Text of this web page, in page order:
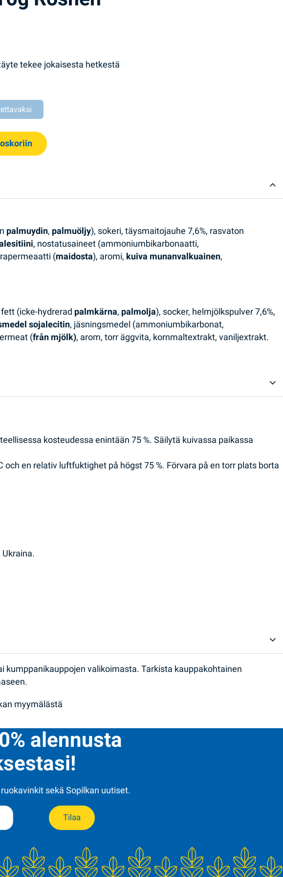
tekee jokaisesta hetkestä
palmuydin, palmuöljy), sokeri, täysmaitojauhe 7,6%, rasvaton
, nostatusaineet (ammoniumbikarbonaatti,
(maidosta), aromi, kuiva munanvalkuainen,
(icke-hydrerad palmkärna, palmolja), socker, helmjölkspulver 7,6%,
sojalecitin, jäsningsmedel (ammoniumbikarbonat,
(från mjölk), arom, torr äggvita, kornmaltextrakt, vaniljextrakt.
kosteudessa enintään 75 %. Säilytä kuivassa paikassa
och en relativ luftfuktighet på högst 75 %. Förvara på en torr plats borta
Ukraina.
kumppanikauppojen valikoimasta. Tarkista kauppakohtainen
myymälästä
alennusta
sekä Sopilkan uutiset.
Tilaa